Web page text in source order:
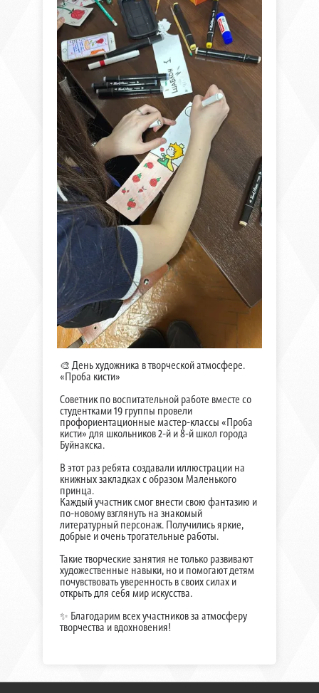
🎨 День художника в творческой атмосфере.
«Проба кисти»
Советник по воспитательной работе вместе со
студентками 19 группы провели
профориентационные мастер-классы «Проба
кисти» для школьников 2-й и 8-й школ города
Буйнакска.
В этот раз ребята создавали иллюстрации на
книжных закладках с образом Маленького
принца.
Каждый участник смог внести свою фантазию и
по-новому взглянуть на знакомый
литературный персонаж. Получились яркие,
добрые и очень трогательные работы.
Такие творческие занятия не только развивают
художественные навыки, но и помогают детям
почувствовать уверенность в своих силах и
открыть для себя мир искусства.
✨ Благодарим всех участников за атмосферу
творчества и вдохновения!